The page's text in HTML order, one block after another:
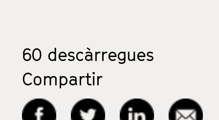
60 descàrregues
Compartir